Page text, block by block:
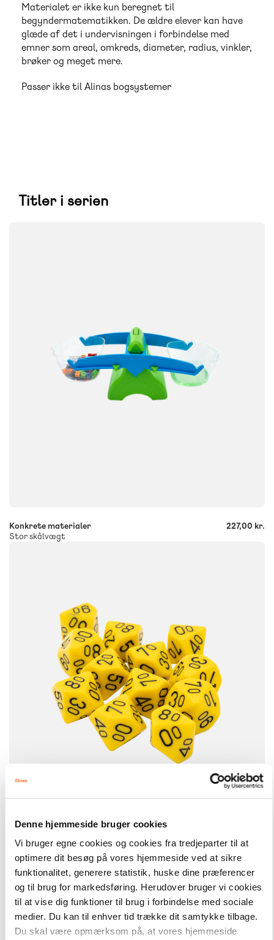
Denne hjemmeside bruger cookies
Vi bruger egne cookies og cookies fra tredjeparter til at
optimere dit besøg på vores hjemmeside ved at sikre
funktionalitet, generere statistik, huske dine præferencer
og til brug for markedsføring. Herudover bruger vi cookies
til at vise dig funktioner til brug i forbindelse med sociale
medier. Du kan til enhver tid trække dit samtykke tilbage.
Du skal være opmærksom på, at vores hjemmeside
Materialet er ikke kun beregnet til
begyndermatematikken. De ældre elever kan have
glæde af det i undervisningen i forbindelse med
emner som areal, omkreds, diameter, radius, vinkler,
brøker og meget mere.
Passer ikke til Alinas bogsystemer
Titler i serien
Konkrete materialer
Stor skålvægt
227,00 kr.
Konkrete materialer
9788723532640
- +
Konkrete materialer
Terning, 10 sider med 10 tabellen (12 stk.)
44,00 kr.
Hent flere